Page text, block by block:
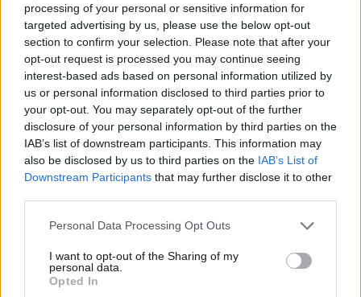
processing of your personal or sensitive information for
targeted advertising by us, please use the below opt-out
section to confirm your selection. Please note that after your
opt-out request is processed you may continue seeing
interest-based ads based on personal information utilized by
us or personal information disclosed to third parties prior to
your opt-out. You may separately opt-out of the further
disclosure of your personal information by third parties on the
IAB’s list of downstream participants. This information may
also be disclosed by us to third parties on the IAB’s List of
Downstream Participants that may further disclose it to other
Please note that this website/app uses one or more Google
not limited to your visit or usage behaviour. You may click to
grant or deny consent to Google and its third-party tags to
use your data for below specified purposes in below Google
Personal Data Processing Opt Outs
I want to opt-out of the Sharing of my
personal data.
Opted In
αυτό είναι το λιγότερο . κάποτε είχα δει που βάζαν
γατάκια μέσα σε βάζα και βγαίναν πεντάγωνα και
εξάγωνα και πωλούνται ως διακοσμητικά ! για
ζωντανά γατιά μιλάω . και τα τάιζαν με σύριγγες !
Απαντήστε